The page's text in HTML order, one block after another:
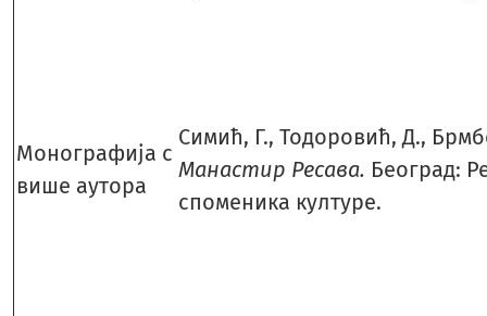
Монографија с
више аутора
Симић, Г., Тодоровић, Д.,
Манастир Ресава. Београд:
споменика културе.